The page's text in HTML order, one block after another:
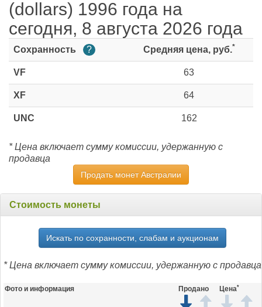
(dollars) 1996 года на
сегодня, 8 августа 2026 года
Сохранность ? Средняя цена, руб.*
VF 63
XF 64
UNC 162
* Цена включает сумму комиссии, удержанную с
продавца
Продать монет Австралии
Стоимость монеты
Искать по сохранности, слабам и аукционам
* Цена включает сумму комиссии, удержанную с продавца
Фото и информация Продано Цена*